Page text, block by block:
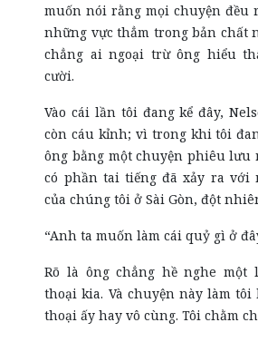
muốn nói rằng mọi chuyện đều
những vực thẳm trong bản chất
chẳng ai ngoại trừ ông hiểu
cười.
Vào cái lần tôi đang kể đây,
còn cáu kỉnh; vì trong khi tôi
ông bằng một chuyện phiêu lưu
có phần tai tiếng đã xảy ra với
của chúng tôi ở Sài Gòn, đột
“Anh ta muốn làm cái quỷ gì ở
Rõ là ông chẳng hề nghe một
thoại kia. Và chuyện này làm
thoại ấy hay vô cùng. Tôi chằm